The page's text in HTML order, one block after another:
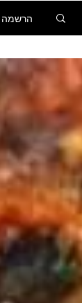
הרשמה